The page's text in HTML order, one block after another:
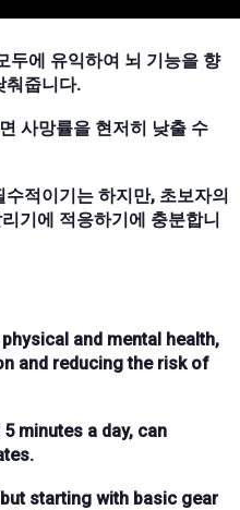
두에 유익하여 뇌 기능을 향
춰줍니다.
사망률을 현저히 낮출 수
적이기는 하지만, 초보자의
기에 적응하기에 충분합니
and mental health,
and reducing the risk of
minutes a day, can
starting with basic gear